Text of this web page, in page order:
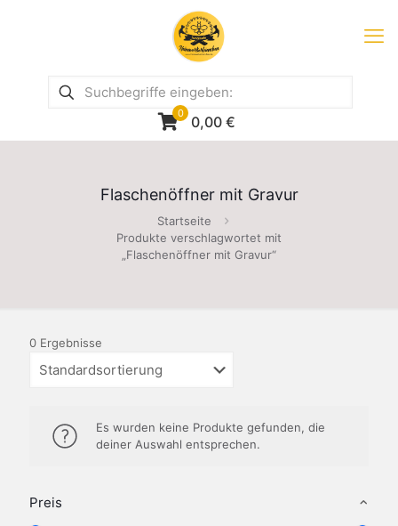
0 0,00 €
Flaschenöffner mit Gravur
Startseite
Produkte verschlagwortet mit
„Flaschenöffner mit Gravur“
Preis
0 Ergebnisse
Es wurden keine Produkte gefunden, die
deiner Auswahl entsprechen.